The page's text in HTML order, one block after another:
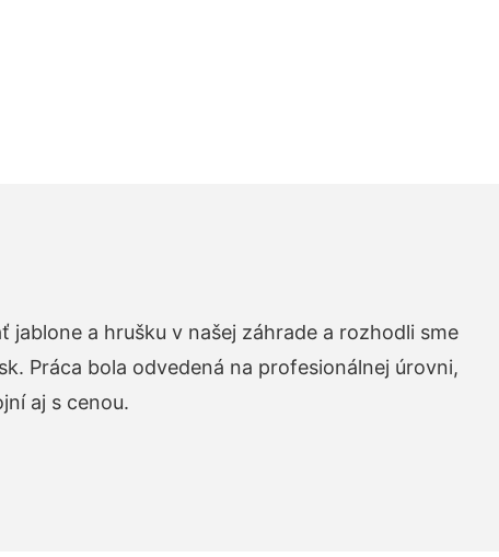
jablone a hrušku v našej záhrade a rozhodli sme
Práca bola odvedená na profesionálnej úrovni,
aj s cenou.